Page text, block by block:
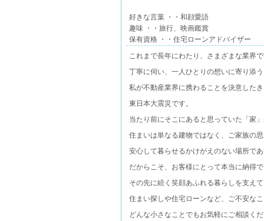
好きな言葉 ・・和顔愛語
趣味 ・・旅行、映画鑑賞
保有資格 ・・住宅ローンアドバイザー
これまで長年にわたり、さまざまな業界
丁寧に伺い、一人ひとりの想いに寄り添
私が不動産業界に携わることを決意した
東日本大震災です。
当たり前にそこにあると思っていた「家
住まいは単なる建物ではなく、ご家族の
安心して暮らせるかけがえのない場所で
だからこそ、お客様にとって本当に納得
その先に続く笑顔あふれる暮らしを支え
住まい探しや住宅ローンなど、ご不安な
どんな小さなことでもお気軽にご相談く